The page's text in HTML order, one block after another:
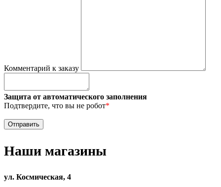
Комментарий к заказу
Защита от автоматического заполнения
Подтвердите, что вы не робот*
Наши магазины
ул. Космическая, 4